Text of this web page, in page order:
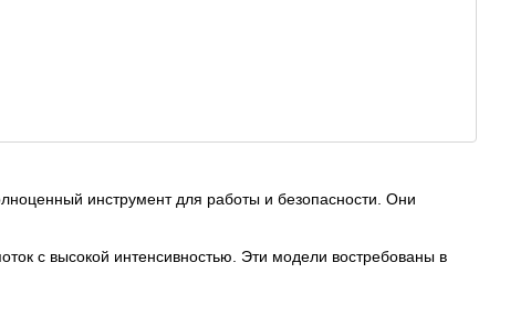
инструмент для работы и безопасности. Они
с высокой интенсивностью. Эти модели востребованы в